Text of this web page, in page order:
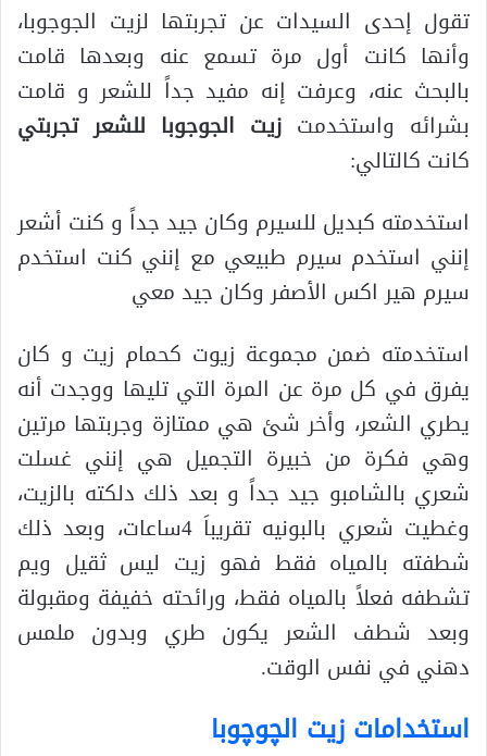
تقول إحدى السيدات عن تجربتها لزيت الجوجوبا،
وأنها كانت أول مرة تسمع عنه وبعدها قامت
بالبحث عنه، وعرفت إنه مفيد جداً للشعر و قامت
بشرائه واستخدمت زيت الجوجوبا للشعر تجربتي
كانت كالتالي:
استخدمته كبديل للسيرم وكان جيد جداً و كنت أشعر
إنني استخدم سيرم طبيعي مع إنني كنت استخدم
سيرم هير اكس الأصفر وكان جيد معي
استخدمته ضمن مجموعة زيوت كحمام زيت و كان
يفرق في كل مرة عن المرة التي تليها ووجدت أنه
يطري الشعر، وأخر شئ هي ممتازة وجربتها مرتين
وهي فكرة من خبيرة التجميل هي إنني غسلت
شعري بالشامبو جيد جداً و بعد ذلك دلكته بالزيت،
وغطيت شعري بالبونيه تقريباَ 4ساعات، وبعد ذلك
شطفته بالمياه فقط فهو زيت ليس ثقيل ويم
تشطفه فعلاً بالمياه فقط، ورائحته خفيفة ومقبولة
وبعد شطف الشعر يكون طري وبدون ملمس
دهني في نفس الوقت.
استخدامات زيت الچوچوبا